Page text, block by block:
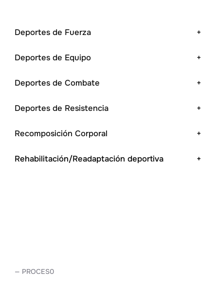
Deportes de Fuerza +
Deportes de Equipo +
Deportes de Combate +
Deportes de Resistencia +
Recomposición Corporal +
Rehabilitación/Readaptación deportiva +
— PROCES0